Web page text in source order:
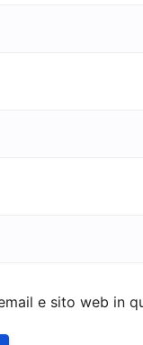
e sito web in